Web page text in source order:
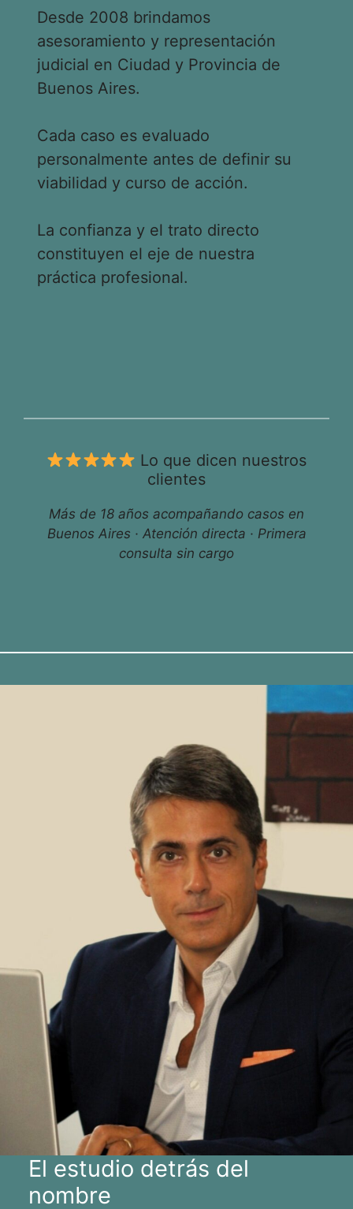
Desde 2008 brindamos
asesoramiento y representación
judicial en Ciudad y Provincia de
Buenos Aires.
Cada caso es evaluado
personalmente antes de definir su
viabilidad y curso de acción.
La confianza y el trato directo
constituyen el eje de nuestra
práctica profesional.
Lo que dicen nuestros
clientes
Más de 18 años acompañando casos en
Buenos Aires · Atención directa · Primera
consulta sin cargo
El estudio detrás del
nombre